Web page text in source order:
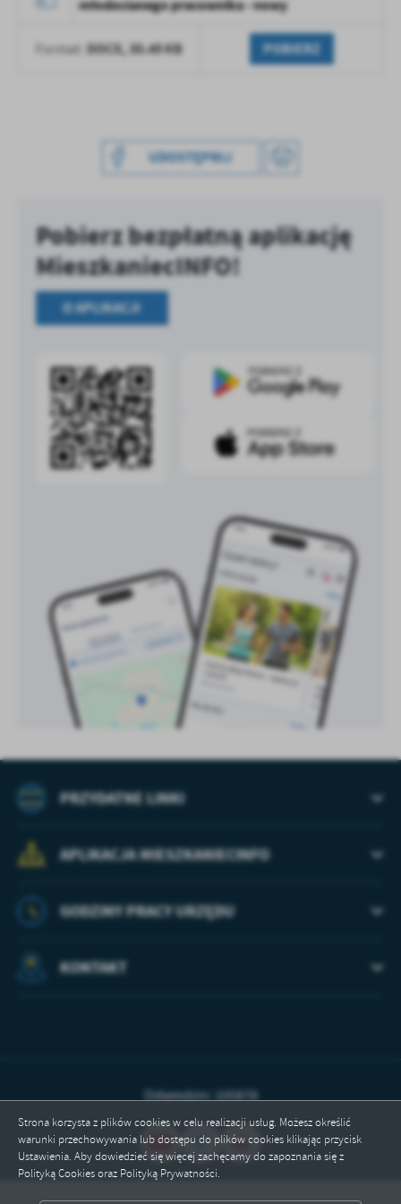
Strona korzysta z plików cookies w celu realizacji usług. Możesz określić
warunki przechowywania lub dostępu do plików cookies klikając przycisk
Ustawienia. Aby dowiedzieć się więcej zachęcamy do zapoznania się z
Polityką Cookies oraz Polityką Prywatności.
treści w postaci wiadomości, ofert, komunikatów mediów
młodocianego pracownika - nowy
Format: DOCX, 30.49 KB POBIERZ
UDOSTĘPNIJ
Pobierz bezpłatną aplikację
MieszkaniecINFO!
O APLIKACJI
PRZYDATNE LINKI
APLIKACJA MIESZKANIECINFO
GODZINY PRACY URZĘDU
KONTAKT
Odwiedzin: 105878